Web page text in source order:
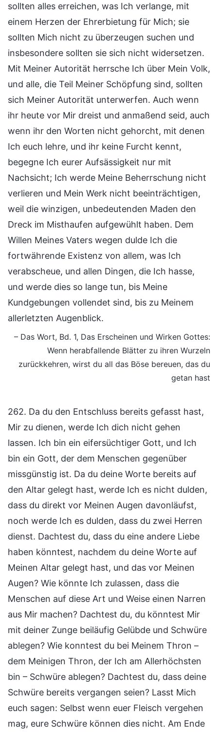
sollten alles erreichen, was Ich verlange, mit
einem Herzen der Ehrerbietung für Mich; sie
sollten Mich nicht zu überzeugen suchen und
insbesondere sollten sie sich nicht widersetzen.
Mit Meiner Autorität herrsche Ich über Mein Volk,
und alle, die Teil Meiner Schöpfung sind, sollten
sich Meiner Autorität unterwerfen. Auch wenn
ihr heute vor Mir dreist und anmaßend seid, auch
wenn ihr den Worten nicht gehorcht, mit denen
Ich euch lehre, und ihr keine Furcht kennt,
begegne Ich eurer Aufsässigkeit nur mit
Nachsicht; Ich werde Meine Beherrschung nicht
verlieren und Mein Werk nicht beeinträchtigen,
weil die winzigen, unbedeutenden Maden den
Dreck im Misthaufen aufgewühlt haben. Dem
Willen Meines Vaters wegen dulde Ich die
fortwährende Existenz von allem, was Ich
verabscheue, und allen Dingen, die Ich hasse,
und werde dies so lange tun, bis Meine
Kundgebungen vollendet sind, bis zu Meinem
allerletzten Augenblick.
– Das Wort, Bd. 1, Das Erscheinen und Wirken Gottes:
Wenn herabfallende Blätter zu ihren Wurzeln
zurückkehren, wirst du all das Böse bereuen, das du
getan hast
262. Da du den Entschluss bereits gefasst hast,
Mir zu dienen, werde Ich dich nicht gehen
lassen. Ich bin ein eifersüchtiger Gott, und Ich
bin ein Gott, der dem Menschen gegenüber
missgünstig ist. Da du deine Worte bereits auf
den Altar gelegt hast, werde Ich es nicht dulden,
dass du direkt vor Meinen Augen davonläufst,
noch werde Ich es dulden, dass du zwei Herren
dienst. Dachtest du, dass du eine andere Liebe
haben könntest, nachdem du deine Worte auf
Meinen Altar gelegt hast, und das vor Meinen
Augen? Wie könnte Ich zulassen, dass die
Menschen auf diese Art und Weise einen Narren
aus Mir machen? Dachtest du, du könntest Mir
mit deiner Zunge beiläufig Gelübde und Schwüre
ablegen? Wie konntest du bei Meinem Thron –
dem Meinigen Thron, der Ich am Allerhöchsten
bin – Schwüre ablegen? Dachtest du, dass deine
Schwüre bereits vergangen seien? Lasst Mich
euch sagen: Selbst wenn euer Fleisch vergehen
mag, eure Schwüre können dies nicht. Am Ende